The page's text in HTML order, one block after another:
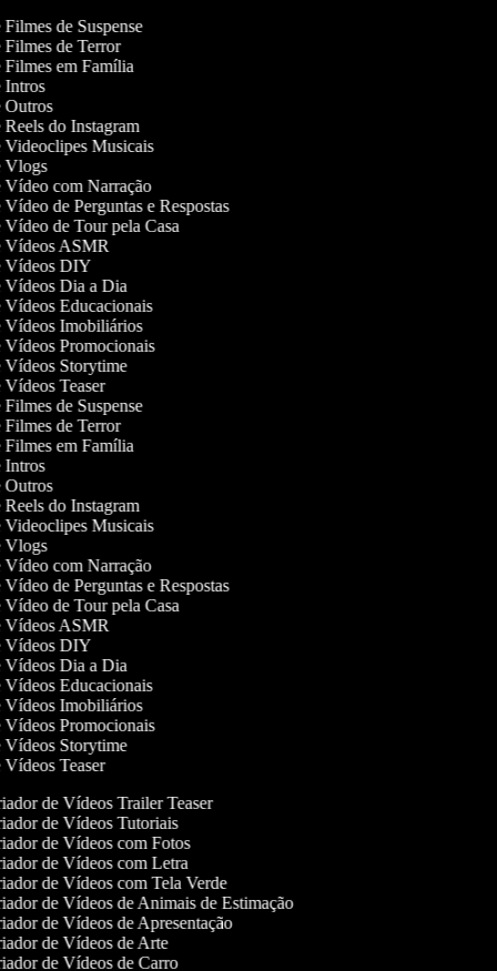
Filmes de Suspense
Filmes de Terror
Filmes em Família
Intros
Outros
Reels do Instagram
Videoclipes Musicais
Vlogs
Vídeo com Narração
Vídeo de Perguntas e Respostas
Vídeo de Tour pela Casa
Vídeos ASMR
Vídeos DIY
Vídeos Dia a Dia
Vídeos Educacionais
Vídeos Imobiliários
Vídeos Promocionais
Vídeos Storytime
Vídeos Teaser
Filmes de Suspense
Filmes de Terror
Filmes em Família
Intros
Outros
Reels do Instagram
Videoclipes Musicais
Vlogs
Vídeo com Narração
Vídeo de Perguntas e Respostas
Vídeo de Tour pela Casa
Vídeos ASMR
Vídeos DIY
Vídeos Dia a Dia
Vídeos Educacionais
Vídeos Imobiliários
Vídeos Promocionais
Vídeos Storytime
Vídeos Teaser
de Vídeos Trailer Teaser
de Vídeos Tutoriais
de Vídeos com Fotos
de Vídeos com Letra
de Vídeos com Tela Verde
de Vídeos de Animais de Estimação
de Vídeos de Apresentação
de Vídeos de Arte
de Vídeos de Carro